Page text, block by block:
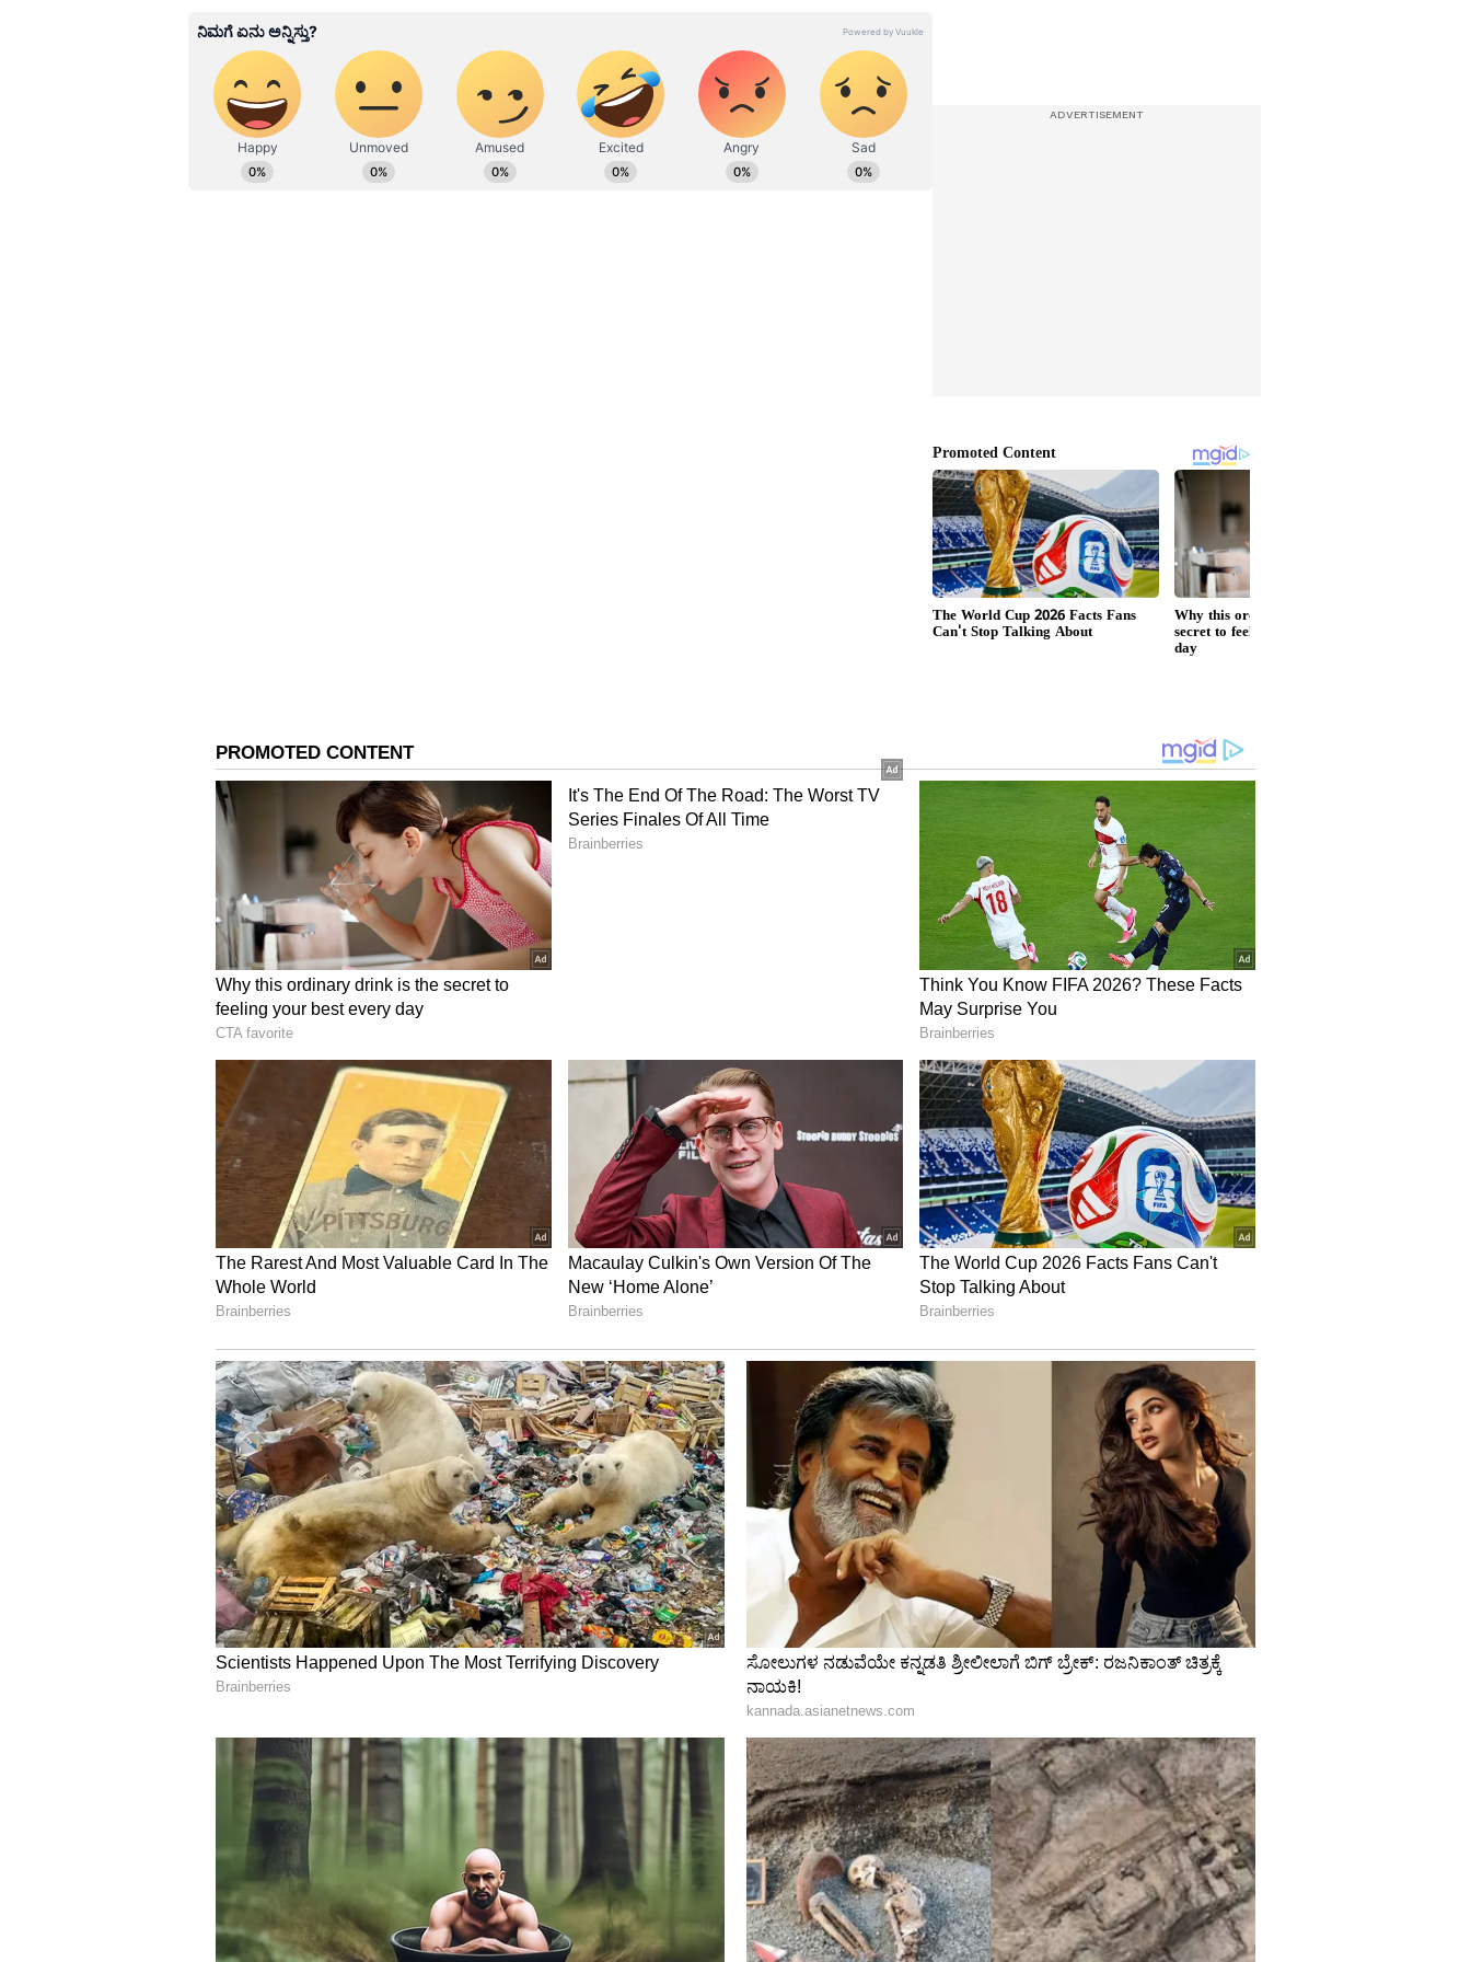
"ಹಳೆಯ ಆದೇಶಗಳನ್ನು ರದ್ದುಗೊಳಿಸಿ, ಶಾಲಾ ಶಿಕ್ಷಣ ಇಲಾಖೆಯ ವ್ಯಾಪ್ತಿಗೆ ಬರುವ ಎಲ್ಲಾ ಶಾಲೆಗಳಲ್ಲಿ ದೈನಂದಿನ
ತರಗತಿಗಳು ಅಥವಾ ಪ್ರಾರ್ಥನಾ ಸಭೆ ಆರಂಭವಾಗುವ ಮುನ್ನ ಭಾರತದ ರಾಷ್ಟ್ರೀಯ ಗೀತೆ 'ವಂದೇ ಮಾತರಂ'
ಅನ್ನು ಹಾಡುವುದನ್ನು ತಕ್ಷಣದಿಂದ ಜಾರಿಗೆ ಬರುವಂತೆ ಕಡ್ಡಾಯಗೊಳಿಸಲಾಗಿದೆ" ಎಂದು ತಿಳಿಸಿದ್ದರು. ಈಗ ಇದೇ
ಆದೇಶವನ್ನು ಮದರಸಾಗಳಿಗೂ ವಿಸ್ತರಿಸಲಾಗಿದೆ.
ರಾಷ್ಟ್ರಗೀತೆಗೆ ಸಮಾನ ಗೌರವ; ಮತ್ತೆ ಮುಂಚೂಣಿಗೆ ಬಂದ 'ವಂದೇ ಮಾತರಂ'
ಭಾರತದ ಸ್ವಾತಂತ್ರ್ಯ ಸಂಗ್ರಾಮದ ಇತಿಹಾಸದಲ್ಲಿ ಬ್ರಿಟಿಷ್ ವಸಾಹತುಶಾಹಿ ಆಡಳಿತದ ವಿರುದ್ಧ ಹೋರಾಡಿದ
ಕ್ರಾಂತಿಕಾರಿಗಳು ಮತ್ತು ಸ್ವಾತಂತ್ರ್ಯ ಹೋರಾಟಗಾರರಿಗೆ 'ವಂದೇ ಮಾತರಂ' ಒಂದು ಶಕ್ತಿಯುತ ಸಂಕೇತವಾಗಿತ್ತು.
ನಂತರದ ದಿನಗಳಲ್ಲಿ ಇದು ರಾಷ್ಟ್ರೀಯತಾವಾದಿ ಚಳವಳಿಗಳೊಂದಿಗೆ ನಿಕಟ ಸಂಪರ್ಕ ಹೊಂದಿತ್ತು.
ಪಶ್ಚಿಮ ಬಂಗಾಳದ ವಿಧಾನಸಭಾ ಚುನಾವಣೆಯ ಸಂದರ್ಭದಲ್ಲೂ ಈ ವಿಷಯ ರಾಜಕೀಯ ಮುಂಚೂಣಿಗೆ
ಬಂದಿತ್ತು. ಪ್ರಮುಖ ಬೆಳವಣಿಗೆಯೊಂದರಲ್ಲಿ, ಕಳೆದ ಫೆಬ್ರವರಿ ತಿಂಗಳಲ್ಲಿ ಕೇಂದ್ರ ಸರ್ಕಾರವು 'ವಂದೇ ಮಾತರಂ'
ಗೀತೆಗೆ ರಾಷ್ಟ್ರಗೀತೆ 'ಜನ ಗಣ ಮನ' ಕ್ಕೆ ಇರುವಷ್ಟೇ ಸಮಾನ ಸ್ಥಾನಮಾನವನ್ನು ನೀಡಿ ಆದೇಶ ಹೊರಡಿಸಿತ್ತು.
ಇದರ ಬೆನ್ನಲ್ಲೇ ಎಲ್ಲಾ ಸರ್ಕಾರಿ ಕಾರ್ಯಕ್ರಮಗಳು ಮತ್ತು ಶಾಲಾ ಕಾರ್ಯಕ್ರಮಗಳಲ್ಲಿ ಈ ಗೀತೆಯ ಸಂಪೂರ್ಣ
ಆರು ಚರಣಗಳನ್ನು ಹಾಡುವುದು ಕಡ್ಡಾಯವಾಗಿತ್ತು. ಇದು ದೇಶದ ವಿವಿಧ ರಾಜ್ಯಗಳು ಮತ್ತು ರಾಜಕೀಯ
ಪಕ್ಷಗಳ ನಡುವೆ ಹೊಸ ಚರ್ಚೆಗೆ ನಾಂದಿ ಹಾಡಿದೆ.
ವಿವಿಧ ರಾಜ್ಯಗಳಲ್ಲಿ ರಾಜಕೀಯ ಜಟಾಪಟಿ
ಇತ್ತೀಚಿನ ತಿಂಗಳುಗಳಲ್ಲಿ ತಮಿಳುನಾಡು ಮತ್ತು ಕೇರಳದಂತಹ ದಕ್ಷಿಣದ ರಾಜ್ಯಗಳ ಪ್ರಮಾಣವಚನ ಸ್ವೀಕಾರ
ಸಮಾರಂಭಗಳಲ್ಲೂ 'ವಂದೇ ಮಾತರಂ' ವಿಷಯವಾಗಿ ಭಾರಿ ರಾಜಕೀಯ ವಿವಾದಗಳು ಸೃಷ್ಟಿಯಾಗಿದ್ದವು.
ತಮಿಳುನಾಡು: ಚೆನ್ನೈನಲ್ಲಿ ನಡೆದ ಅಧಿಕೃತ ಸರ್ಕಾರಿ ಸಮಾರಂಭವೊಂದರಲ್ಲಿ ರಾಷ್ಟ್ರಗೀತೆಗಿಂತ ಮುಂಚಿತವಾಗಿ
'ವಂದೇ ಮಾತರಂ' ಗೀತೆಯ ಸಂಪೂರ್ಣ ಆವೃತ್ತಿಯನ್ನು ಪ್ಲೇ ಮಾಡಿದ್ದಕ್ಕಾಗಿ ಡಿಎಂಕೆ (DMK) ಪಕ್ಷವು
ತಮಿಳುನಾಡಿನ ಮುಖ್ಯಮಂತ್ರಿ ಜೋಸೆಫ್ ವಿಜಯ್ (ನಟ ಥಲಪತಿ ವಿಜಯ್) ಅವರನ್ನು ತೀವ್ರವಾಗಿ ಟೀಕಿಸಿತ್ತು.
ಕೇರಳ:ಕೇರಳದಲ್ಲಿ ನಡೆದ ಪ್ರಮಾಣವಚನ ಸಮಾರಂಭದಲ್ಲಿ ವಂದೇ ಮಾತರಂ ಗೀತೆಯನ್ನು ಪೂರ್ಣವಾಗಿ
ನುಡಿಸಿದ್ದಕ್ಕೆ ಎಡಪಕ್ಷಗಳು ಸರ್ಕಾರದ ವಿರುದ್ಧ ಆಕ್ರೋಶ ವ್ಯಕ್ತಪಡಿಸಿದ್ದವು. ಆದರೆ, ಈ ಕಾರ್ಯಕ್ರಮದ
ರೂಪರೇಷೆಯನ್ನು ರಾಜಭವನ (ರಾಜ್ಯಪಾಲರು) ನಿರ್ಧರಿಸಿದೆ ಎಂದು ಆಡಳಿತಾರೂಢ ಮೈತ್ರಿಕೂಟ ಸ್ಪಷ್ಟನೆ
ನೀಡಿತ್ತು. ಇದಕ್ಕೆ ತಿರುಗೇಟು ನೀಡಿದ್ದ ಬಿಜೆಪಿ, ಕಮ್ಯುನಿಸ್ಟ್ ಪಕ್ಷಗಳು ಭಾರತೀಯ ಸಾಂಸ್ಕೃತಿಕ
ಸಂಪ್ರದಾಯಗಳನ್ನು ವಿರೋಧಿಸುತ್ತಿವೆ ಎಂದು ಆರೋಪಿಸಿತ್ತು.
ಈಗ ಪಶ್ಚಿಮ ಬಂಗಾಳ ಸರ್ಕಾರವು ಶಾಲೆಗಳ ಜೊತೆಗೆ ಮದರಸಾಗಳಿಗೂ ಈ ನಿಯಮವನ್ನು ವಿಸ್ತರಿಸಿರುವುದರಿಂದ,
ರಾಷ್ಟ್ರೀಯ ಗೀತೆಗೆ ಸಂಬಂಧಿಸಿದ ಈ ರಾಜಕೀಯ ಮತ್ತು ಸಾಮಾಜಿಕ ಚರ್ಚೆ ದೇಶಮಟ್ಟದಲ್ಲಿ ಮತ್ತಷ್ಟು
ತೀವ್ರಗೊಳ್ಳುವ ಸಾಧ್ಯತೆ ಇದೆ.
13 ವರ್ಷಗಳಿಂದಲೂ ಮಾಧ್ಯಮದಲ್ಲಿದ್ದೇನೆ. ಉಜಿರೆಯ ಎಸ್‌ಡಿಎಂ ಕಾಲೇಜಿನಲ್ಲಿ ಪತ್ರಿಕೋದ್ಯಮ ಪದವಿ.
ಹೊಸದಿಗಂತದ ಮೂಲಕ ಮಾಧ್ಯಮ ಜಗತ್ತಿಗೆ ಕಾಲಿಟ್ಟವನು. ಕ್ರೀಡಾ ವರದಿಯಲ್ಲಿ ಹೆಚ್ಚು ಆಸಕ್ತಿ. ಆದರೆ, ಡಿಜಿಟಲ್
ಮಾಧ್ಯಮ ಎಲ್ಲ ವಿಷಯದಲ್ಲೂ ಪಳಗಿಸಿದೆ. ವಿಜಯವಾಣಿ, ಸ್ಟಾರ್‌ ಸ್ಪೋರ್ಟ್ಸ್‌ನಲ್ಲಿ ಕೆಲಸ ಮಾಡಿದ್ದೇನೆ. ಓದು,
ಪ್ರವಾಸ ನೆಚ್ಚಿನ ಹವ್ಯಾಸ